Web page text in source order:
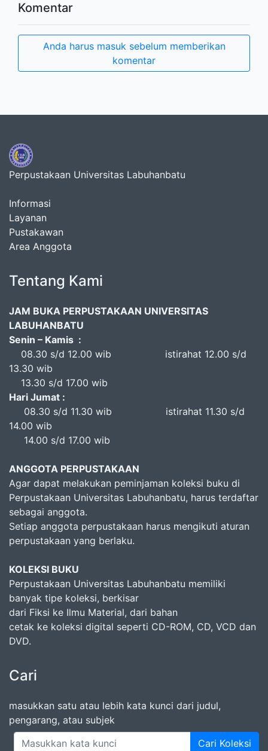
Komentar
Anda harus masuk sebelum memberikan
komentar
Perpustakaan Universitas Labuhanbatu
Informasi
Layanan
Pustakawan
Area Anggota
Tentang Kami
JAM BUKA PERPUSTAKAAN UNIVERSITAS
LABUHANBATU
Senin – Kamis :
08.30 s/d 12.00 wib istirahat 12.00 s/d
13.30 wib
13.30 s/d 17.00 wib
Hari Jumat :
08.30 s/d 11.30 wib istirahat 11.30 s/d
14.00 wib
14.00 s/d 17.00 wib
ANGGOTA PERPUSTAKAAN
Agar dapat melakukan peminjaman koleksi buku di
Perpustakaan Universitas Labuhanbatu, harus terdaftar
sebagai anggota.
Setiap anggota perpustakaan harus mengikuti aturan
perpustakaan yang berlaku.
KOLEKSI BUKU
Perpustakaan Universitas Labuhanbatu memiliki
banyak tipe koleksi, berkisar
dari Fiksi ke Ilmu Material, dari bahan
cetak ke koleksi digital seperti CD-ROM, CD, VCD dan
DVD.
Cari
masukkan satu atau lebih kata kunci dari judul,
pengarang, atau subjek
Cari Koleksi